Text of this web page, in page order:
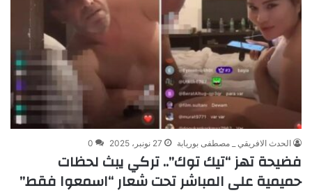
الحدث الافريقي _ مصطفى بوريابة 27 نونبر، 2025 0
فضيحة تهز “تيك توك”.. تركي يبث لحظات
حميمية على المباشر تحت شعار “اسمعوا فقط”